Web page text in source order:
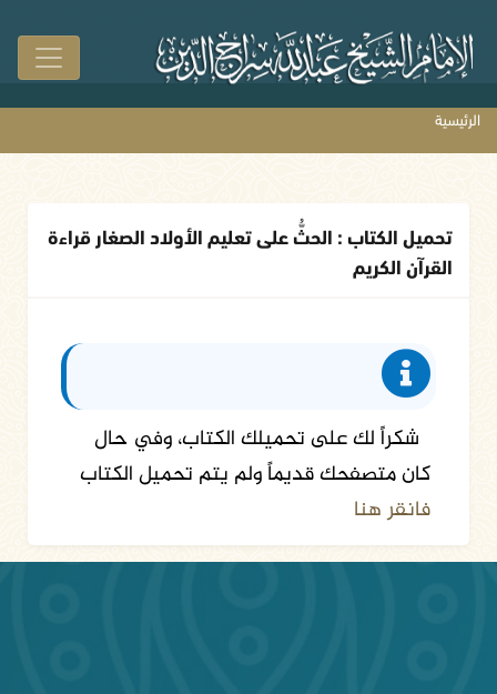
الرئيسية
تحميل الكتاب : الحثُّ على تعليم الأولاد الصغار قراءة
القرآن الكريم
شكراً لك على تحميلك الكتاب، وفي حال
كان متصفحك قديماً ولم يتم تحميل الكتاب
فانقر هنا